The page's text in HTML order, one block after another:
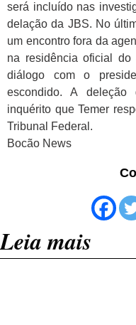
será incluído nas
delação da JBS. No
um encontro fora da
na residência oficial do
diálogo com o
escondido. A
inquérito que Temer
Tribunal Federal.
Bocão News
Leia mais